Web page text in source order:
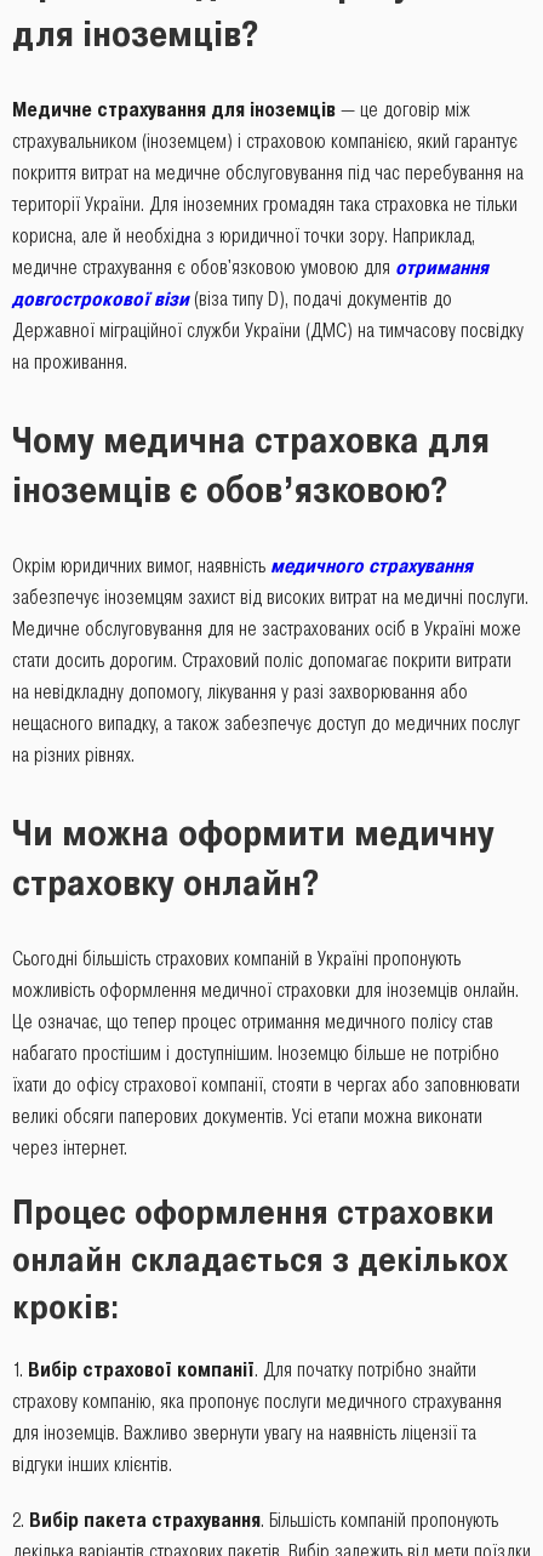
для іноземців?
Медичне страхування для іноземців — це договір між
страхувальником (іноземцем) і страховою компанією, який гарантує
покриття витрат на медичне обслуговування під час перебування на
території України. Для іноземних громадян така страховка не тільки
корисна, але й необхідна з юридичної точки зору. Наприклад,
медичне страхування є обов'язковою умовою для отримання
довгострокової візи(віза типу D), подачі документів до
Державної міграційної служби України (ДМС) на тимчасову посвідку
на проживання.
Чому медична страховка для
іноземців є обов’язковою?
Окрім юридичних вимог, наявність медичного страхування
забезпечує іноземцям захист від високих витрат на медичні послуги.
Медичне обслуговування для не застрахованих осіб в Україні може
стати досить дорогим. Страховий поліс допомагає покрити витрати
на невідкладну допомогу, лікування у разі захворювання або
нещасного випадку, а також забезпечує доступ до медичних послуг
на різних рівнях.
Чи можна оформити медичну
страховку онлайн?
Сьогодні більшість страхових компаній в Україні пропонують
можливість оформлення медичної страховки для іноземців онлайн.
Це означає, що тепер процес отримання медичного полісу став
набагато простішим і доступнішим. Іноземцю більше не потрібно
їхати до офісу страхової компанії, стояти в чергах або заповнювати
великі обсяги паперових документів. Усі етапи можна виконати
через інтернет.
Процес оформлення страховки
онлайн складається з декількох
кроків:
Вибір страхової компанії. Для початку потрібно знайти
страхову компанію, яка пропонує послуги медичного страхування
для іноземців. Важливо звернути увагу на наявність ліцензії та
відгуки інших клієнтів.
Вибір пакета страхування. Більшість компаній пропонують